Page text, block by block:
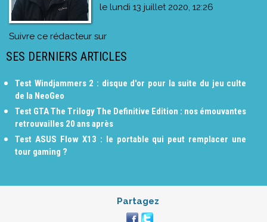
le lundi 13 juillet 2020, 12:26
Suivre ce rédacteur sur
SES DERNIERS ARTICLES
Test Windjammers 2 : disque d'or pour la suite du jeu culte
de la NeoGeo
Test GTA The Trilogy The Definitive Edition : nos émouvantes
retrouvailles 20 ans après
Test ASUS Flow X13 : le portable qui peut remplacer une
tour gaming ?
Partagez